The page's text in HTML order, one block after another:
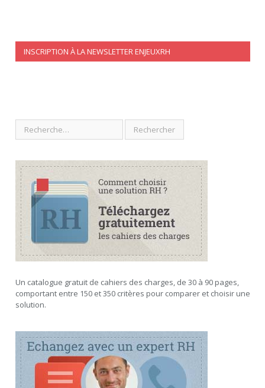
INSCRIPTION À LA NEWSLETTER ENJEUXRH
Un catalogue gratuit de cahiers des charges, de 30 à 90 pages,
comportant entre 150 et 350 critères pour comparer et choisir une
solution.